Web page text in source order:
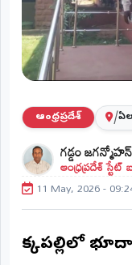
ప్రాంతీయ
వార్తలు
(STATE)
తెలంగాణ
ఆంధ్రప్రదేశ్
ప్రధాన
విభాగాలు
(MAIN)
ఆంధ్రప్రదేశ్ /
గడ్డం జగన్మోహన్
ఆంధ్రప్రదేశ్ స్టేట్
11 May, 2026 -
చెక్కపల్లిలో